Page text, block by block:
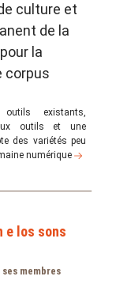
culture et
de la
la
corpus
existants,
outils et une
des variétés peu
numérique
e los sons
membres